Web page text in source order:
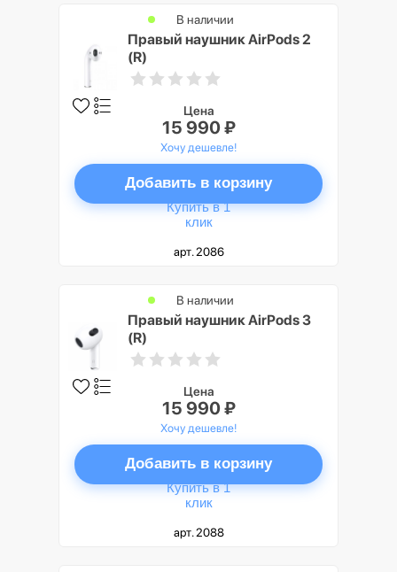
Правый наушник AirPods 2
(R)
В наличии
Цена
15 990 ₽
Хочу дешевле!
Добавить в корзину
Купить в 1
клик
арт. 2086
Правый наушник AirPods 3
(R)
В наличии
Цена
15 990 ₽
Хочу дешевле!
Добавить в корзину
Купить в 1
клик
арт. 2088